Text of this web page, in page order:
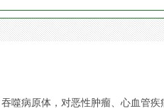
噬病原体，对恶性肿瘤、心血管疾